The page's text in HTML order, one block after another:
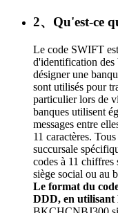
2、Qu'est-ce
Le code SWIFT
d'identification des
désigner une
sont utilisés pour
particulier lors de
banques utilisent
messages entre
11 caractères.
succursale
codes à 11
siège social ou au
Le format du
DDD, en utilisant